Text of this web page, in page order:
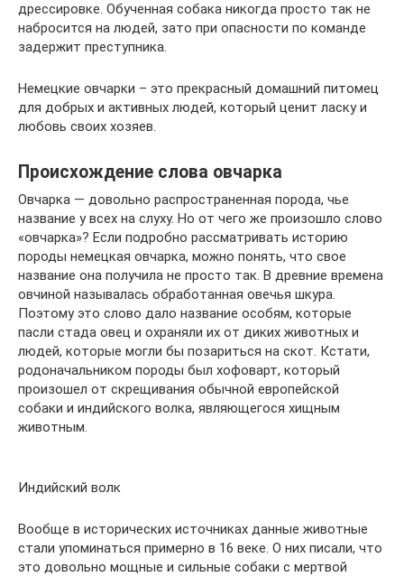
дрессировке. Обученная собака никогда просто так не
набросится на людей, зато при опасности по команде
задержит преступника.
Немецкие овчарки – это прекрасный домашний питомец
для добрых и активных людей, который ценит ласку и
любовь своих хозяев.
Происхождение слова овчарка
Овчарка — довольно распространенная порода, чье
название у всех на слуху. Но от чего же произошло слово
«овчарка»? Если подробно рассматривать историю
породы немецкая овчарка, можно понять, что свое
название она получила не просто так. В древние времена
овчиной называлась обработанная овечья шкура.
Поэтому это слово дало название особям, которые
пасли стада овец и охраняли их от диких животных и
людей, которые могли бы позариться на скот. Кстати,
родоначальником породы был хофоварт, который
произошел от скрещивания обычной европейской
собаки и индийского волка, являющегося хищным
животным.
Индийский волк
Вообще в исторических источниках данные животные
стали упоминаться примерно в 16 веке. О них писали, что
это довольно мощные и сильные собаки с мертвой